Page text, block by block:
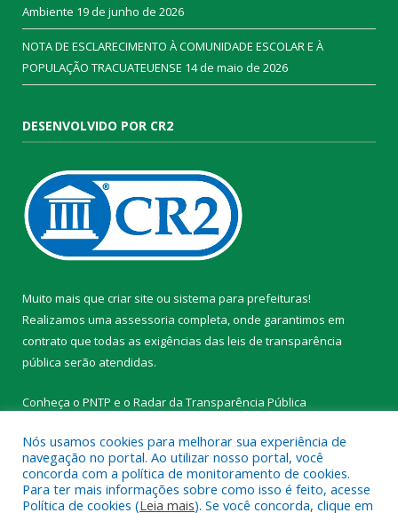
Ambiente 19 de junho de 2026
NOTA DE ESCLARECIMENTO À COMUNIDADE ESCOLAR E À
POPULAÇÃO TRACUATEUENSE 14 de maio de 2026
DESENVOLVIDO POR CR2
Muito mais que criar site ou sistema para prefeituras!
Realizamos uma assessoria completa, onde garantimos em
contrato que todas as exigências das leis de transparência
pública serão atendidas.
Conheça o PNTP e o Radar da Transparência Pública
Todos os direitos reservados a Prefeitura Municipal de
Nós usamos cookies para melhorar sua experiência de
navegação no portal. Ao utilizar nosso portal, você
concorda com a política de monitoramento de cookies.
Para ter mais informações sobre como isso é feito, acesse
Política de cookies (Leia mais). Se você concorda, clique em